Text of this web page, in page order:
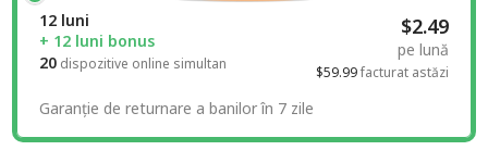
12 luni
+ 12 luni bonus
20 dispozitive online simultan
$2.49
pe lună
$59.99facturat astăzi
Garanție de returnare a banilor în 7 zile